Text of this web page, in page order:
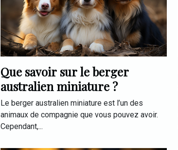
Que savoir sur le berger
australien miniature ?
Le berger australien miniature est l’un des
animaux de compagnie que vous pouvez avoir.
Cependant,...